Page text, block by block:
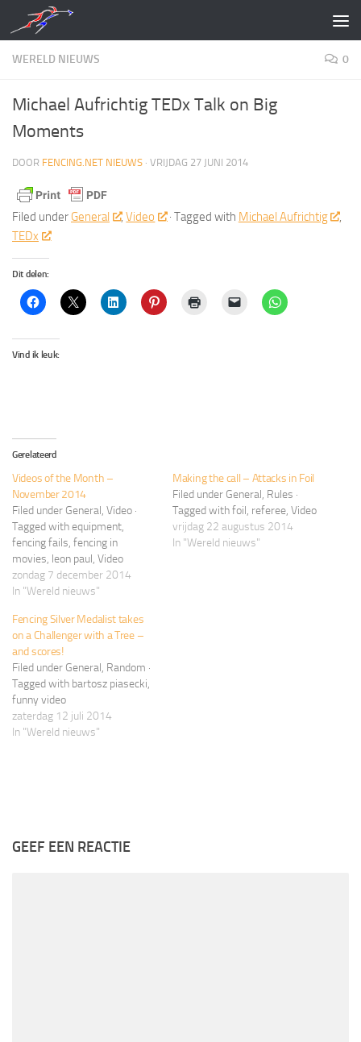
Doorgaan naar inhoud
WERELD NIEUWS 0
Michael Aufrichtig TEDx Talk on Big
Moments
DOOR FENCING.NET NIEUWS · VRIJDAG 27 JUNI 2014
Filed under General ,Video · Tagged with Michael Aufrichtig
,
TEDx
Dit delen:
Vind ik leuk:
Gerelateerd
Videos of the Month –
November 2014
Filed under General, Video ·
Tagged with equipment,
fencing fails, fencing in
movies, leon paul, Video
zondag 7 december 2014
In "Wereld nieuws"
Making the call – Attacks in Foil
Filed under General, Rules ·
Tagged with foil, referee, Video
vrijdag 22 augustus 2014
In "Wereld nieuws"
Fencing Silver Medalist takes
on a Challenger with a Tree –
and scores!
Filed under General, Random ·
Tagged with bartosz piasecki,
funny video
zaterdag 12 juli 2014
In "Wereld nieuws"
GEEF EEN REACTIE